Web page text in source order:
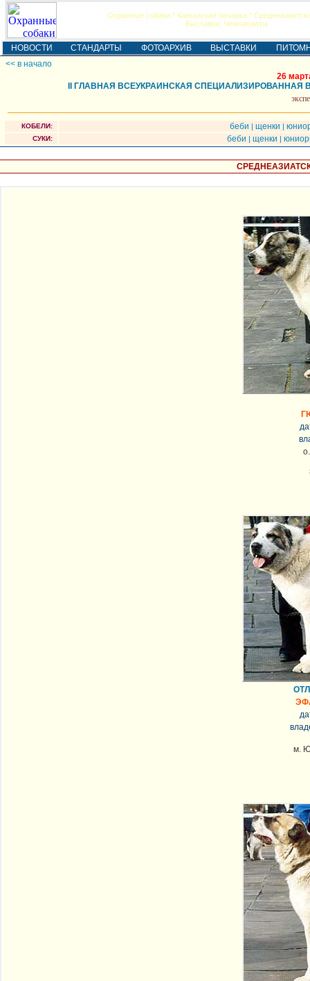
Охранные собаки * Кавказская овчарка *
Выставки, Чемпионаты
НОВОСТИ СТАНДАРТЫ ФОТОАРХИВ ВЫСТАВКИ
<< в начало
26
II ГЛАВНАЯ ВСЕУКРАИНСКАЯ
КОБЕЛИ: беби | щенки |
СУКИ: беби | щенки |
м.